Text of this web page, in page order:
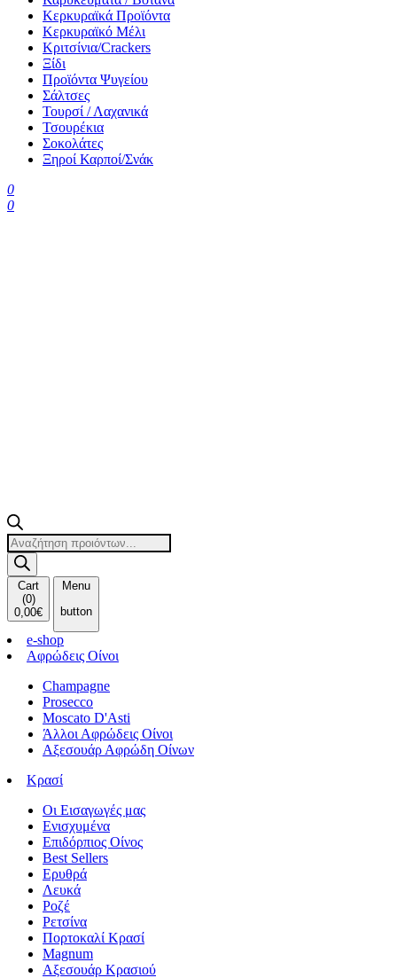
Κερκυραϊκά Προϊόντα
Κερκυραϊκό Μέλι
Κριτσίνια/Crackers
Ξίδι
Προϊόντα Ψυγείου
Σάλτσες
Τουρσί / Λαχανικά
Τσουρέκια
Σοκολάτες
Ξηροί Καρποί/Σνάκ
0
0
Products
search
Cart
(0)
0,00€
Menu
button
e-shop
Αφρώδεις Οίνοι
Champagne
Prosecco
Moscato D'Asti
Άλλοι Αφρώδεις Οίνοι
Αξεσουάρ Αφρώδη Οίνων
Κρασί
Οι Εισαγωγές μας
Ενισχυμένα
Επιδόρπιος Οίνος
Best Sellers
Ερυθρά
Λευκά
Ροζέ
Ρετσίνα
Πορτοκαλί Κρασί
Magnum
Αξεσουάρ Κρασιού